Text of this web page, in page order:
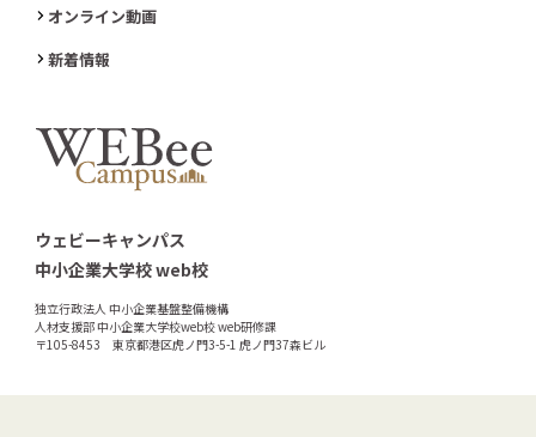
オンライン動画
新着情報
ウェビーキャンパス
中小企業大学校 web校
独立行政法人 中小企業基盤整備機構
人材支援部 中小企業大学校web校 web研修課
〒105-8453 東京都港区虎ノ門3-5-1 虎ノ門37森ビル